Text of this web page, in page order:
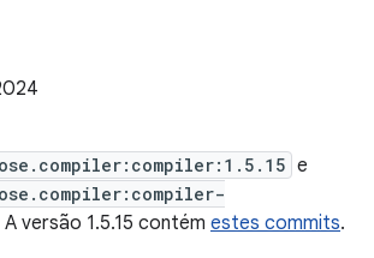
e
A versão 1.5.15 contém estes commits.